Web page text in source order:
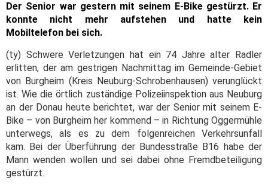
Der Senior war gestern mit seinem E-Bike gestürzt. Er
konnte nicht mehr aufstehen und hatte kein
Mobiltelefon bei sich.
(ty) Schwere Verletzungen hat ein 74 Jahre alter Radler
erlitten, der am gestrigen Nachmittag im Gemeinde-Gebiet
von Burgheim (Kreis Neuburg-Schrobenhausen) verunglückt
ist. Wie die örtlich zuständige Polizeiinspektion aus Neuburg
an der Donau heute berichtet, war der Senior mit seinem E-
Bike – von Burgheim her kommend – in Richtung Oggermühle
unterwegs, als es zu dem folgenreichen Verkehrsunfall
kam. Bei der Überführung der Bundesstraße B16 habe der
Mann wenden wollen und sei dabei ohne Fremdbeteiligung
gestürzt.